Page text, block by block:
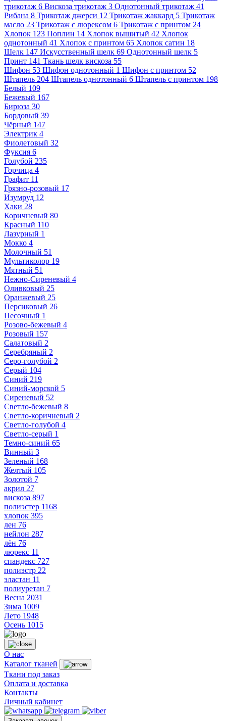
трикотаж 6 Вискоза трикотаж 3 Однотонный трикотаж 41
Рибана 8 Трикотаж джерси 12 Трикотаж жаккард 5 Трикотаж
масло 23 Трикотаж с люрексом 6 Трикотаж с принтом 24
Хлопок 123 Поплин 14 Хлопок вышитый 42 Хлопок
однотонный 41 Хлопок с принтом 65 Хлопок сатин 18
Шелк 147 Искусственный шелк 69 Однотонный шелк 5
Принт 141 Ткань шелк вискоза 55
Шифон 53 Шифон однотонный 1 Шифон с принтом 52
Штапель 204 Штапель однотонный 6 Штапель с принтом 198
Белый 109
Бежевый 167
Бирюза 30
Бордовый 39
Чёрный 147
Электрик 4
Фиолетовый 32
Фуксия 6
Голубой 235
Горчица 4
Графит 11
Грязно-розовый 17
Изумруд 12
Хаки 28
Коричневый 80
Красный 110
Лазурный 1
Мокко 4
Молочный 51
Мультиколор 19
Мятный 51
Нежно-Сиреневый 4
Оливковый 25
Оранжевый 25
Персиковый 26
Песочный 1
Розово-бежевый 4
Розовый 157
Салатовый 2
Серебряный 2
Серо-голубой 2
Серый 104
Синий 219
Синий-морской 5
Сиреневый 52
Светло-бежевый 8
Светло-коричневый 2
Светло-голубой 4
Светло-серый 1
Темно-синий 65
Винный 3
Зеленый 168
Желтый 105
Золотой 7
акрил 27
вискоза 897
полиэстер 1168
хлопок 395
лен 76
нейлон 287
лён 76
люрекс 11
спандекс 727
полиэстр 22
эластан 11
полиуретан 7
Весна 2031
Зима 1009
Лето 1948
Осень 1015
О нас
Каталог тканей
Ткани под заказ
Оплата и доставка
Контакты
Личный кабинет